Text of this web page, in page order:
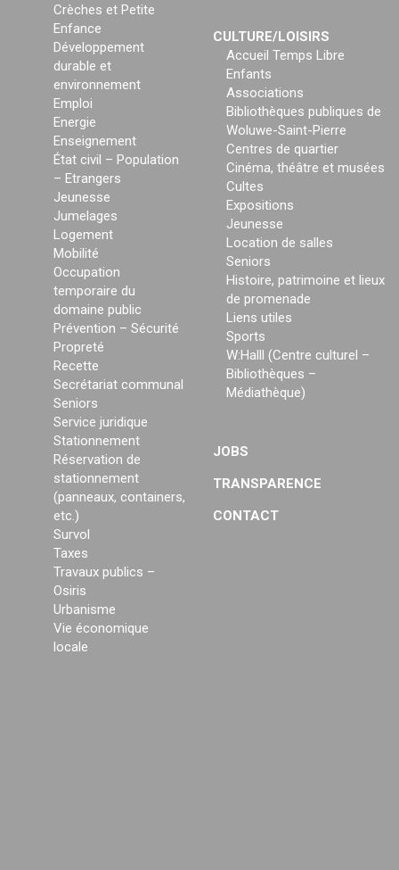
Crèches et Petite
Enfance
Développement
durable et
environnement
Emploi
Energie
Enseignement
État civil – Population
– Etrangers
Jeunesse
Jumelages
Logement
Mobilité
Occupation
temporaire du
domaine public
Prévention – Sécurité
Propreté
Recette
Secrétariat communal
Seniors
Service juridique
Stationnement
Réservation de
stationnement
(panneaux, containers,
etc.)
Survol
Taxes
Travaux publics –
Osiris
Urbanisme
Vie économique
locale
CULTURE/LOISIRS
Accueil Temps Libre
Enfants
Associations
Bibliothèques publiques de
Woluwe-Saint-Pierre
Centres de quartier
Cinéma, théâtre et musées
Cultes
Expositions
Jeunesse
Location de salles
Seniors
Histoire, patrimoine et lieux
de promenade
Liens utiles
Sports
W:Halll (Centre culturel –
Bibliothèques –
Médiathèque)
JOBS
TRANSPARENCE
CONTACT